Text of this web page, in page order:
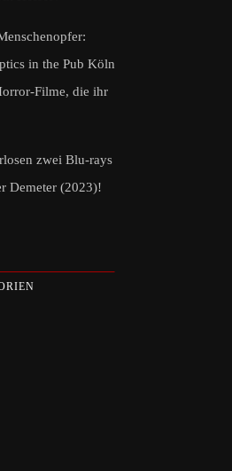
in the Pub Köln
Filme, die ihr
zwei Blu-rays
Demeter (2023)!